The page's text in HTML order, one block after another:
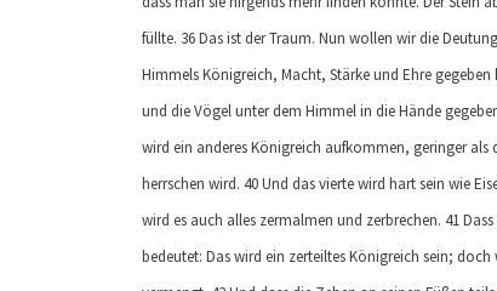
füllte. 36 Das ist der Traum. Nun wollen wir die
Himmels Königreich, Macht, Stärke und Ehre
und die Vögel unter dem Himmel in die Hände
wird ein anderes Königreich aufkommen, geringer
herrschen wird. 40 Und das vierte wird hart sein wie
wird es auch alles zermalmen und zerbrechen. 41
bedeutet: Das wird ein zerteiltes Königreich sein;